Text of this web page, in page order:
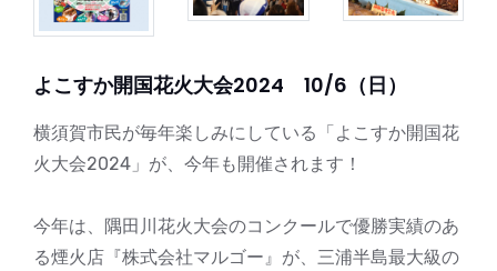
よこすか開国花火大会2024 10/6（日）
横須賀市民が毎年楽しみにしている「よこすか開国花
火大会2024」が、今年も開催されます！
今年は、隅田川花火大会のコンクールで優勝実績のあ
る煙火店『株式会社マルゴー』が、三浦半島最大級の